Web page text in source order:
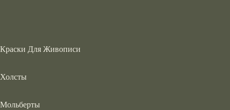
Краски Для Живописи
Холсты
Мольберты